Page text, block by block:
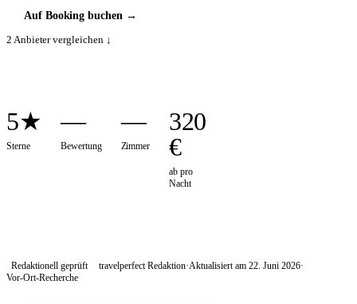
Auf Booking buchen→
2 Anbieter vergleichen ↓
5★
Sterne
—
Bewertung
—
Zimmer
320
€
ab pro
Nacht
Redaktionell geprüft travelperfect Redaktion·Aktualisiert am 22. Juni 2026·
Vor-Ort-Recherche